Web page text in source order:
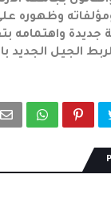
ومؤلفاته وظهوره
جديدة واهتمامه
الجيل الجديد